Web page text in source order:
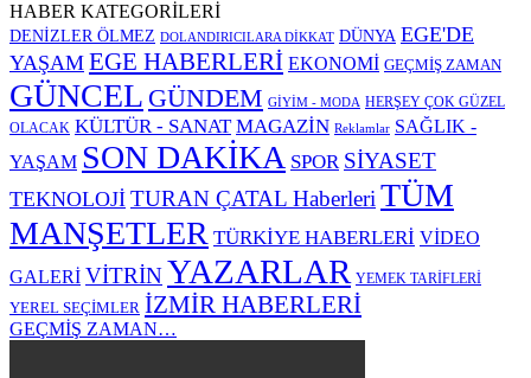
HABER KATEGORİLERİ
DENİZLER ÖLMEZ DOLANDIRICILARA DİKKAT DÜNYA EGE'DE
YAŞAM EGE HABERLERİ EKONOMİ GEÇMİŞ ZAMAN
GÜNCEL GÜNDEM GİYİM - MODA HERŞEY ÇOK GÜZEL
OLACAK KÜLTÜR - SANAT MAGAZİN Reklamlar SAĞLIK -
YAŞAM SON DAKİKA SPOR SİYASET
TEKNOLOJİ TURAN ÇATAL HaberleriTÜM
MANŞETLER TÜRKİYE HABERLERİ VİDEO
GALERİ VİTRİNYAZARLAR YEMEK TARİFLERİ
YEREL SEÇİMLER İZMİR HABERLERİ
GEÇMİŞ ZAMAN…